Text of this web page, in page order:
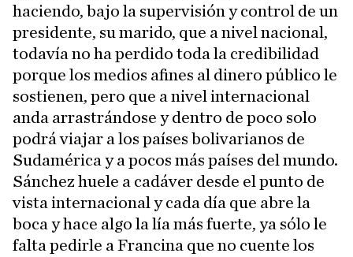
haciendo, bajo la supervisión y control de un
presidente, su marido, que a nivel nacional,
todavía no ha perdido toda la credibilidad
porque los medios afines al dinero público le
sostienen, pero que a nivel internacional
anda arrastrándose y dentro de poco solo
podrá viajar a los países bolivarianos de
Sudamérica y a pocos más países del mundo.
Sánchez huele a cadáver desde el punto de
vista internacional y cada día que abre la
boca y hace algo la lía más fuerte, ya sólo le
falta pedirle a Francina que no cuente los